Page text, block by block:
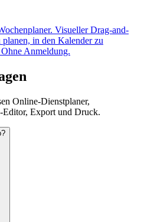
Visueller Drag-and-
in den Kalender zu
Anmeldung.
Online-Dienstplaner,
Editor, Export und Druck.